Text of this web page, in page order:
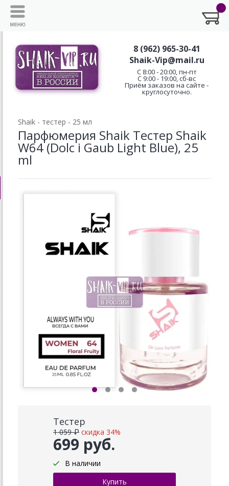
8 (962) 965-30-41
Shaik-Vip@mail.ru
C 8:00 - 20:00, пн-пт
С 9:00 - 19:00, сб-вс
Приём заказов на сайте -
круглосуточно.
Shaik - тестер - 25 мл
Парфюмерия Shaik Тестер Shaik
W64 (Dolc i Gaub Light Blue), 25
ml
Тестер
699 руб.
1 059 ₽ скидка 34%
В наличии